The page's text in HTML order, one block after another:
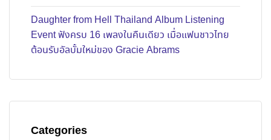
Daughter from Hell Thailand Album Listening
Event ฟังครบ 16 เพลงในคืนเดียว เมื่อแฟนชาวไทย
ต้อนรับอัลบั้มใหม่ของ Gracie Abrams
Categories